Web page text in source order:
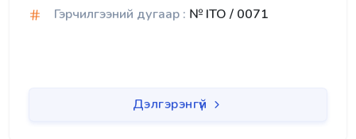
Гэрчилгээний дугаар : № ITO / 0071
Дэлгэрэнгүй